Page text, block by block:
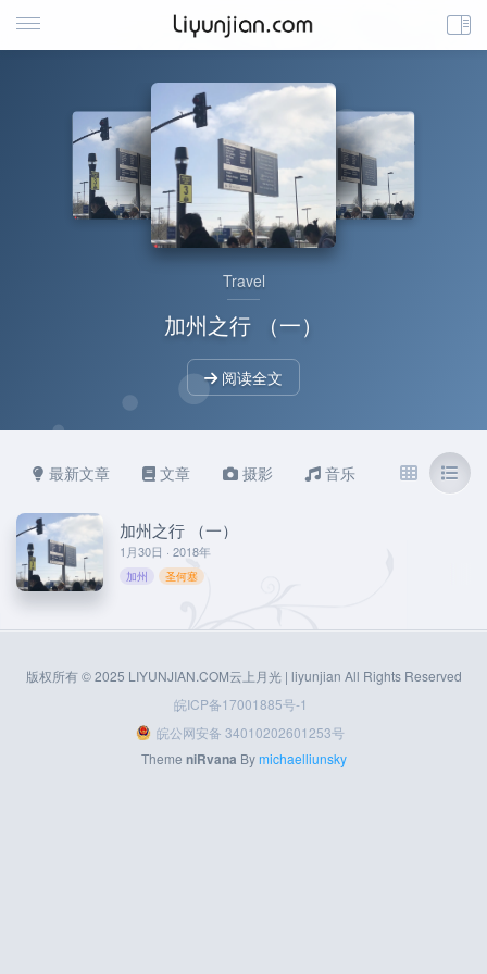
Travel
加州之行 （一）
阅读全文
最新文章 文章 摄影 音乐
1月30日 · 2018年
加州之行 （一）
加州 圣何塞
版权所有 © 2025 LIYUNJIAN.COM云上月光 | liyunjian All Rights Reserved
皖ICP备17001885号-1
皖公网安备 34010202601253号
Theme niRvana Bymichaelliunsky